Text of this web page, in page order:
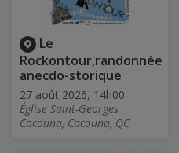
Le
Rockontour,randonnée
anecdo-storique
27 août 2026, 14h00
Église Saint-Georges
Cacouna, Cacouna, QC